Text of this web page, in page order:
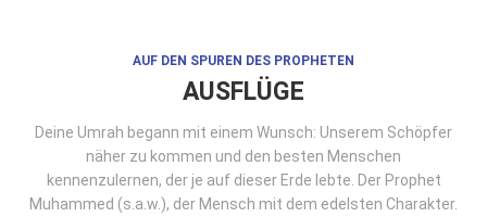
AUF DEN SPUREN DES PROPHETEN
AUSFLÜGE
Deine Umrah begann mit einem Wunsch: Unserem Schöpfer
näher zu kommen und den besten Menschen
kennenzulernen, der je auf dieser Erde lebte. Der Prophet
Muhammed (s.a.w.), der Mensch mit dem edelsten Charakter.